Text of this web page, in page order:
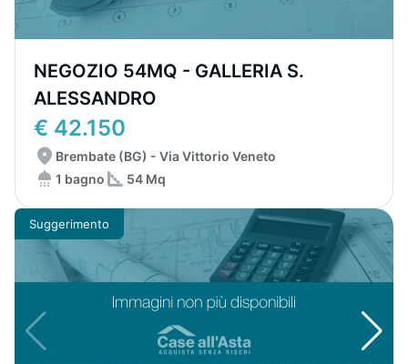
NEGOZIO 54MQ - GALLERIA S.
ALESSANDRO
€ 42.150
Brembate (BG) - Via Vittorio Veneto
1 bagno
54 Mq
Suggerimento